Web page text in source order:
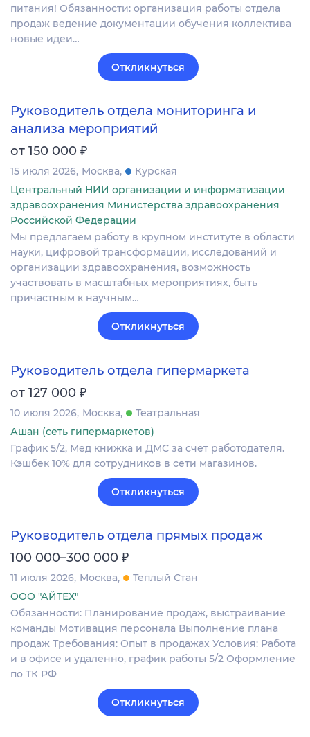
питания! Обязанности: организация работы отдела
продаж ведение документации обучения коллектива
новые идеи…
Откликнуться
Руководитель отдела мониторинга и
анализа мероприятий
от 150 000 ₽
15 июля 2026 Москва
Курская
Центральный НИИ организации и информатизации
здравоохранения Министерства здравоохранения
Российской Федерации
Мы предлагаем работу в крупном институте в области
науки, цифровой трансформации, исследований и
организации здравоохранения, возможность
участвовать в масштабных мероприятиях, быть
причастным к научным…
Откликнуться
Руководитель отдела гипермаркета
от 127 000 ₽
10 июля 2026 Москва
Театральная
Ашан (сеть гипермаркетов)
График 5/2, Мед книжка и ДМС за счет работодателя.
Кэшбек 10% для сотрудников в сети магазинов.
Откликнуться
Руководитель отдела прямых продаж
100 000–300 000 ₽
11 июля 2026 Москва
Теплый Стан
ООО "АЙТЕХ"
Обязанности: Планирование продаж, выстраивание
команды Мотивация персонала Выполнение плана
продаж Требования: Опыт в продажах Условия: Работа
и в офисе и удаленно, график работы 5/2 Оформление
по ТК РФ
Откликнуться